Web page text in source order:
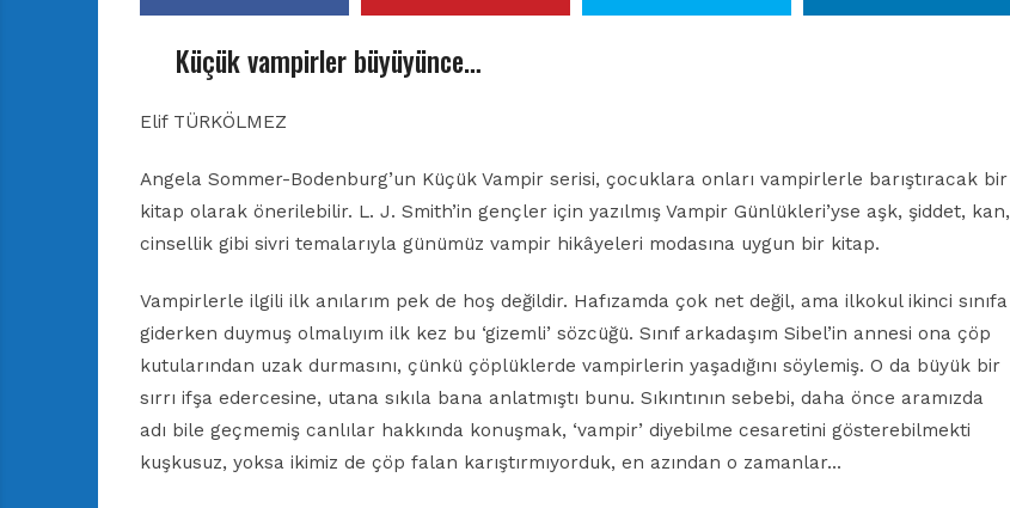
Küçük vampirler büyüyünce…
Elif TÜRKÖLMEZ
Angela Sommer-Bodenburg’un Küçük Vampir serisi, çocuklara onları vampirlerle barıştıracak bir
kitap olarak önerilebilir. L. J. Smith’in gençler için yazılmış Vampir Günlükleri’yse aşk, şiddet, kan,
cinsellik gibi sivri temalarıyla günümüz vampir hikâyeleri modasına uygun bir kitap.
Vampirlerle ilgili ilk anılarım pek de hoş değildir. Hafızamda çok net değil, ama ilkokul ikinci sınıfa
giderken duymuş olmalıyım ilk kez bu ‘gizemli’ sözcüğü. Sınıf arkadaşım Sibel’in annesi ona çöp
kutularından uzak durmasını, çünkü çöplüklerde vampirlerin yaşadığını söylemiş. O da büyük bir
sırrı ifşa edercesine, utana sıkıla bana anlatmıştı bunu. Sıkıntının sebebi, daha önce aramızda
adı bile geçmemiş canlılar hakkında konuşmak, ‘vampir’ diyebilme cesaretini gösterebilmekti
kuşkusuz, yoksa ikimiz de çöp falan karıştırmıyorduk, en azından o zamanlar…